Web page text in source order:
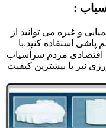
:
و غیره می توانید از
پاشی استفاده کنید.با
اقتصادی مردم سرآسیاب
نیز با بیشترین کیفیت